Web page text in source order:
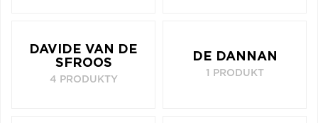
DAVIDE VAN DE
SFROOS
4 PRODUKTY
DE DANNAN
1 PRODUKT